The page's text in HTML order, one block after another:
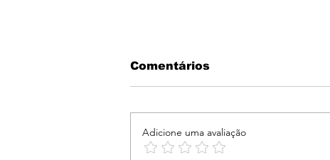
Comentários
Adicione uma avaliação